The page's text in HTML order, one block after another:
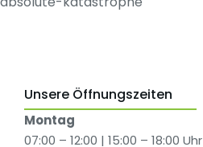
Unsere Öffnungszeiten
Montag
07:00 – 12:00 | 15:00 – 18:00 Uhr